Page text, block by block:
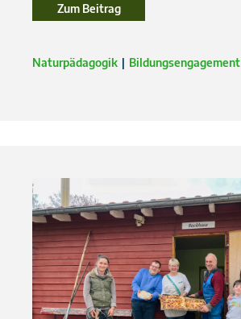
Zum BeitragZum Beitrag
Naturpädagogik Bildungsengagement